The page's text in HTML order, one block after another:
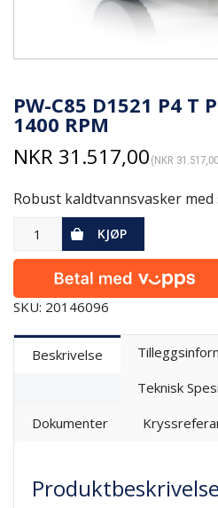
PW-C85 D1521 P4 T
1400 RPM
NKR 31.517,00 (NKR 31.517,00
Robust kaldtvannsvasker
KJØP
SKU: 20146096
Beskrivelse
Teknisk
Dokumenter
Produktbeskrivelse